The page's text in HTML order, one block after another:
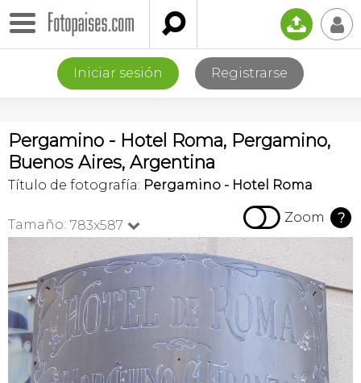
 📤 👤
Iniciar sesión Registrarse
Pergamino - Hotel Roma, Pergamino,
Buenos Aires, Argentina
Título de fotografía: Pergamino - Hotel Roma
Tamaño: 783x587   Zoom ?